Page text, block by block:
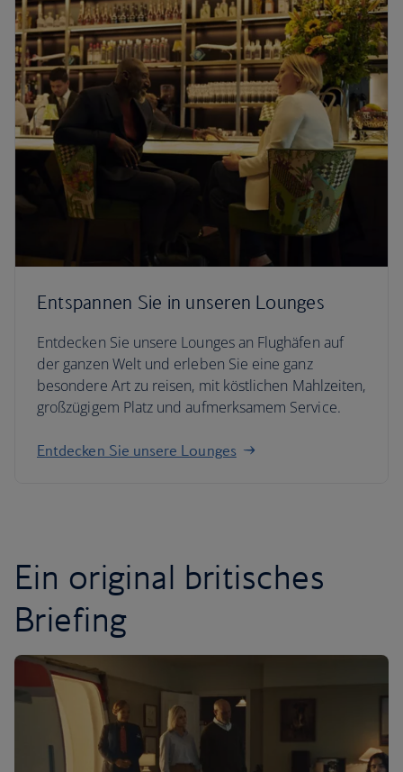
Entspannen Sie in unseren Lounges
Entdecken Sie unsere Lounges an Flughäfen auf
der ganzen Welt und erleben Sie eine ganz
besondere Art zu reisen, mit köstlichen Mahlzeiten,
großzügigem Platz und aufmerksamem Service.
Entdecken Sie unsere Lounges
Ein original britisches
Briefing